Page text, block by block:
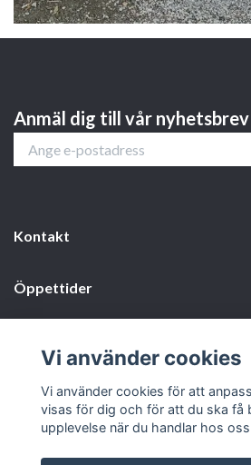
Anmäl dig till vår nyhetsbrev
Kontakt
Öppettider
Sociala medier
Vi använder cookies
Vi använder cookies för att
visas för dig och för att du ska få
upplevelse när du handlar hos